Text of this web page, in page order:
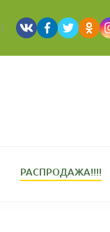
РАСПРОДАЖА!!!!